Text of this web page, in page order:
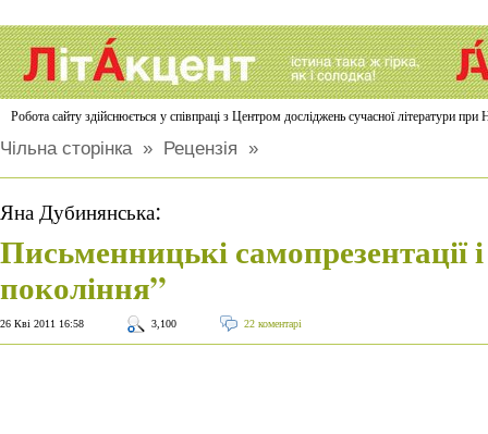
Робота сайту здійснюється у співпраці з Центром досліджень сучасної літератури
Чільна сторінка» Рецензія »
Яна Дубинянська:
Письменницькі самопрезентації
покоління”
26 Кві 2011 16:58 3,100 22 коментарі